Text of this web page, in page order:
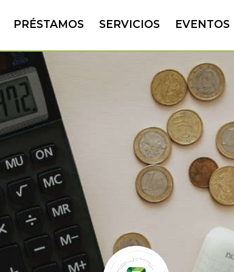
PRÉSTAMOS SERVICIOS EVENTOS